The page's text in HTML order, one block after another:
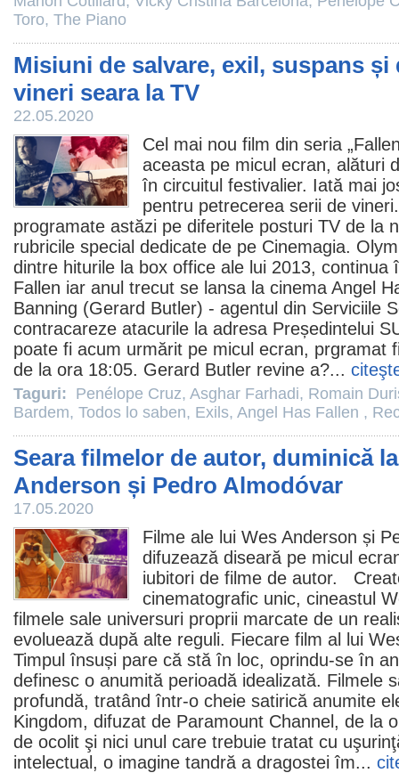
Toro, The Piano
Misiuni de salvare, exil, suspans și
vineri seara la TV
22.05.2020
Cel mai nou film din seria
aceasta pe micul ecran, alături
în circuitul festivalier. Iată mai
pentru petrecerea serii de
programate astăzi pe diferitele posturi TV de la
rubricile special dedicate de pe Cinemagia.
dintre hiturile la box office ale lui 2013, continua
Fallen iar anul trecut se lansa la cinema Angel
Banning (Gerard Butler) - agentul din Serviciile
contracareze atacurile la adresa Președintelui
poate fi acum urmărit pe micul ecran, prgramat
de la ora 18:05. Gerard Butler revine a?...
Taguri: Penélope Cruz, Asghar Farhadi, Romain
Bardem, Todos lo saben, Exils, Angel Has Fallen ,
Seara filmelor de autor, duminică
Anderson și Pedro Almodóvar
17.05.2020
Filme ale lui Wes Anderson și
difuzează diseară pe micul
iubitori de filme de autor.
cinematografic unic, cineastul
filmele sale universuri proprii marcate de un
evoluează după alte reguli. Fiecare film al lui
Timpul însuși pare că stă în loc, oprindu-se în
definesc o anumită perioadă idealizată. Filmele
profundă, tratând într-o cheie satirică anumite
Kingdom, difuzat de Paramount Channel, de la
de ocolit şi nici unul care trebuie tratat cu
intelectual, o imagine tandră a dragostei îm...